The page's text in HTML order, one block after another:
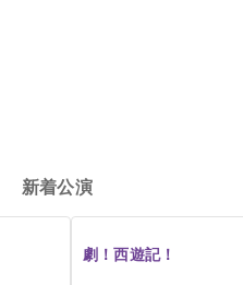
新着公演
劇！西遊記！